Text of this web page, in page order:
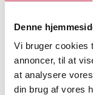
Denne
Vi bruger cookies
annoncer, til at
at analysere
din brug af vores
Length 19
SHOWROOM